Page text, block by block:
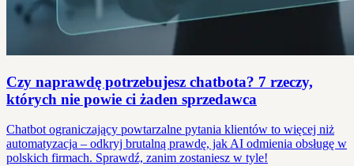
Czy naprawdę potrzebujesz chatbota? 7 rzeczy,
których nie powie ci żaden sprzedawca
Chatbot ograniczający powtarzalne pytania klientów to więcej niż
automatyzacja – odkryj brutalną prawdę, jak AI odmienia obsługę w
polskich firmach. Sprawdź, zanim zostaniesz w tyle!